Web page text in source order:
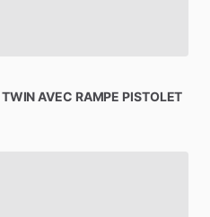
TWINAVEC RAMPE PISTOLET